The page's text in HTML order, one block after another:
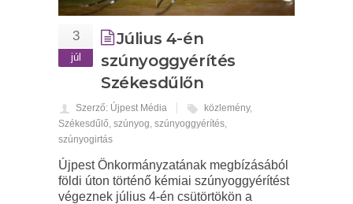
3
júl
Július 4-én
szúnyoggyérítés
Székesdűlőn
Szerző: Újpest Média közlemény,
Székesdűlő szúnyog szúnyoggyérítés
szúnyogirtás
Újpest Önkormányzatának megbízásából
földi úton történő kémiai szúnyoggyérítést
végeznek július 4-én csütörtökön a